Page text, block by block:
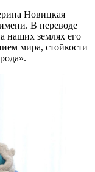
Новицкая
В переводе
наших землях его
мира, стойкости